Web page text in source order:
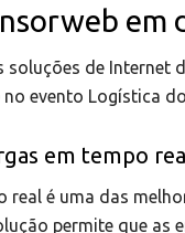
soluções de Internet
evento Logística
em tempo
real é uma das
permite que as